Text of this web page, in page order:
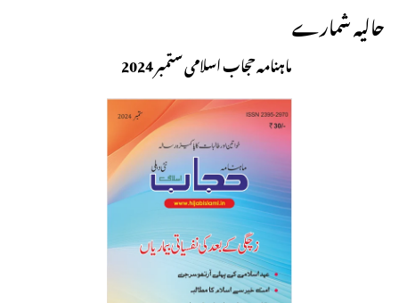
حالیہ شمارے
ماہنامہ حجاب اسلامی ستمبر 2024